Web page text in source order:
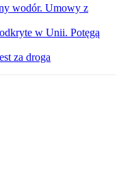
wodór. Umowy z
w Unii. Potęgą
za droga